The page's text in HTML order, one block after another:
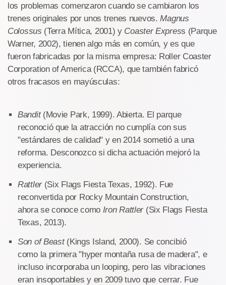
los problemas comenzaron cuando se cambiaron los
trenes originales por unos trenes nuevos.Magnus
Colossus (Terra Mítica, 2001) y Coaster Express (Parque
Warner, 2002), tienen algo más en común, y es que
fueron fabricadas por la misma empresa: Roller Coaster
Corporation of America (RCCA), que también fabricó
otros fracasos en mayúsculas:
Bandit(Movie Park, 1999). Abierta. El parque
reconoció que la atracción no cumplía con sus
"estándares de calidad" y en 2014 sometió a una
reforma. Desconozco si dicha actuación mejoró la
experiencia.
Rattler(Six Flags Fiesta Texas, 1992). Fue
reconvertida por Rocky Mountain Construction,
ahora se conoce como Iron Rattler (Six Flags Fiesta
Texas, 2013).
Son of Beast(Kings Island, 2000). Se concibió
como la primera "hyper montaña rusa de madera", e
incluso incorporaba un looping, pero las vibraciones
eran insoportables y en 2009 tuvo que cerrar. Fue